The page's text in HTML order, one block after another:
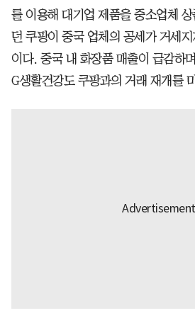
를 이용해 대기업 제품을 중소업체
던 쿠팡이 중국 업체의 공세가 거세
이다. 중국 내 화장품 매출이 급감하
G생활건강도 쿠팡과의 거래 재개를